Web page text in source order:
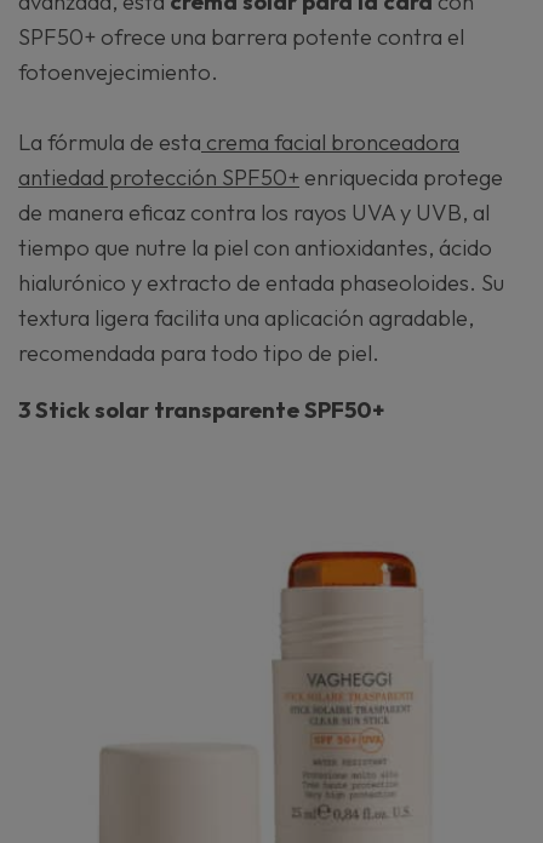
SPF50+ ofrece una barrera potente contra el
fotoenvejecimiento.
La fórmula de esta crema facial bronceadora
antiedad protección SPF50+ enriquecida protege
de manera eficaz contra los rayos UVA y UVB, al
tiempo que nutre la piel con antioxidantes, ácido
hialurónico y extracto de entada phaseoloides. Su
textura ligera facilita una aplicación agradable,
recomendada para todo tipo de piel.
3 Stick solar transparente SPF50+